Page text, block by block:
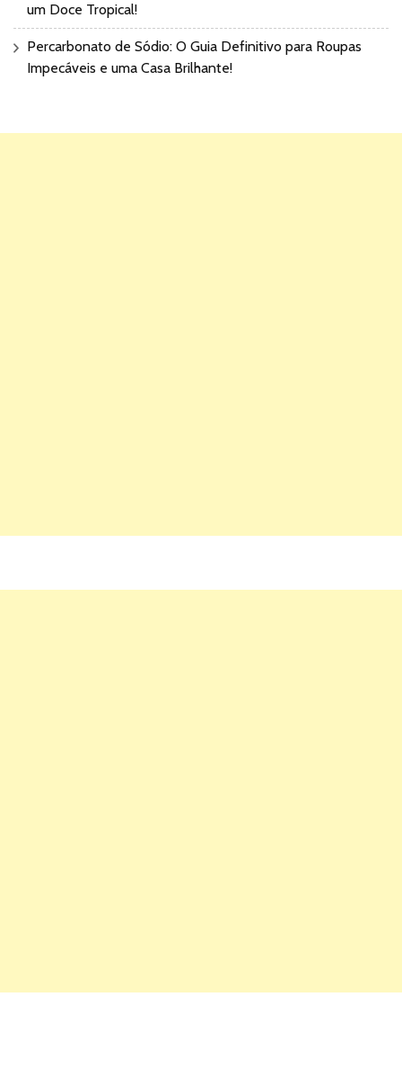
um Doce Tropical!
Percarbonato de Sódio: O Guia Definitivo para Roupas
Impecáveis e uma Casa Brilhante!